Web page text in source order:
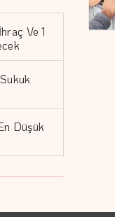
Ve 1
Düşük